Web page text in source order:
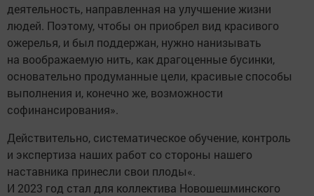
деятельность, направленная на улучшение жизни
людей. Поэтому, чтобы он приобрел вид красивого
ожерелья, и был поддержан, нужно нанизывать
на воображаемую нить, как драгоценные бусинки,
основательно продуманные цели, красивые способы
выполнения и, конечно же, возможности
софинансирования».
Действительно, систематическое обучение, контроль
и экспертиза наших работ со стороны нашего
наставника принесли свои плоды«.
И 2023 год стал для коллектива Новошешминского